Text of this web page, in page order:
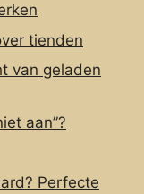
tienden
van geladen
aan”?
Perfecte